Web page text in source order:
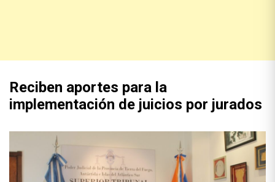
Reciben aportes para la
implementación de juicios por jurados